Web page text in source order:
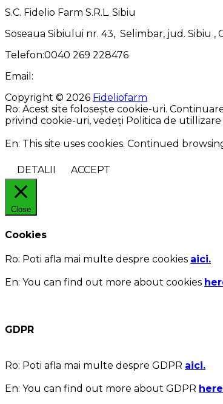
S.C. Fidelio Farm S.R.L. Sibiu
Soseaua Sibiului nr. 43, Selimbar, jud. Sibiu ,
Telefon:0040 269 228476
Email:
Copyright © 2026 Fideliofarm
Ro: Acest site folosește cookie-uri.
privind cookie-uri, vedeți Politica de utillizare
En: This site uses cookies. Continued
DETALII ACCEPT
Close
Cookies
Ro: Poti afla mai multe despre cookies aici.
En: You can find out more about cookies
GDPR
Ro: Poti afla mai multe despre GDPR aici.
En: You can find out more about GDPR